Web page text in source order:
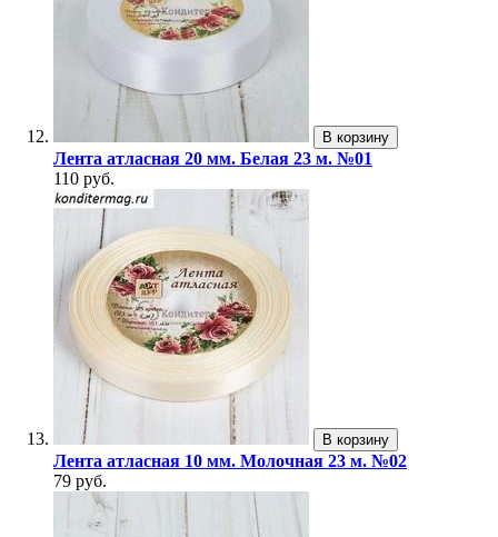
В корзину
Лента атласная 20 мм. Белая 23 м. №01
110 руб.
В корзину
Лента атласная 10 мм. Молочная 23 м. №02
79 руб.